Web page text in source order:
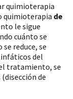
quimioterapia
quimioterapia de
le sigue
cuánto se
reduce, se
del
tratamiento, se
de